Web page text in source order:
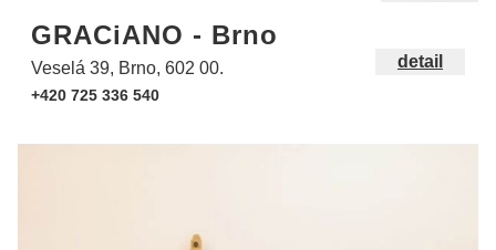
GRACiANO - Brno
Veselá 39, Brno, 602 00.
+420 725 336 540
detail